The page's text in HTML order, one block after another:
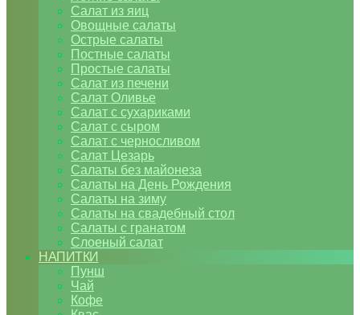
Салат из яиц
Овощные салаты
Острые салаты
Постные салаты
Простые салаты
Салат из печени
Салат Оливье
Салат с сухариками
Салат с сыром
Салат с черносливом
Салат Цезарь
Салаты без майонеза
Салаты на День Рождения
Салаты на зиму
Салаты на свадебный стол
Салаты с гранатом
Слоеный салат
НАПИТКИ
Пунш
Чай
Кофе